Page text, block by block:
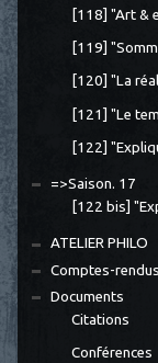
[118] "Art &
[119]
[120] "La
[121] "Le
[122]
=>Saison. 17
[122 bis]
ATELIER PHILO
Comptes-
Documents
Citations
Conférences